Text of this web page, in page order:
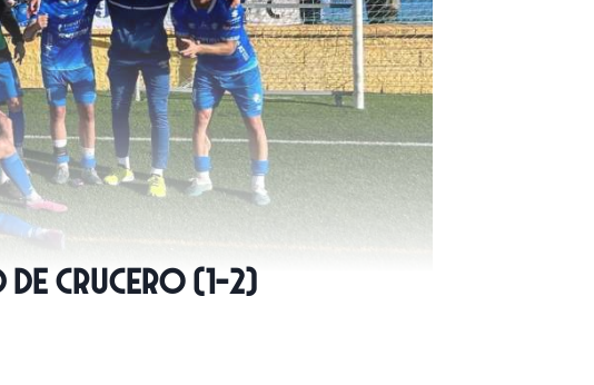
de crucero (1-2)